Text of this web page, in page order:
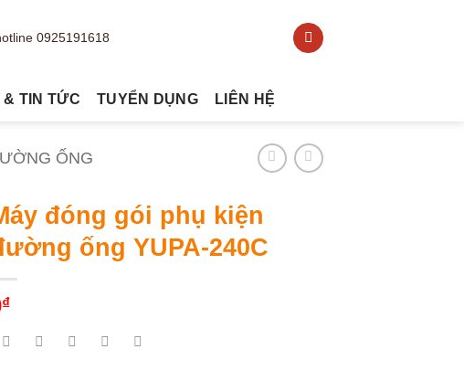
TIN TỨC TUYỂN DỤNG LIÊN HỆ
ỐNG
đóng gói phụ kiện
ống YUPA-240C
₫